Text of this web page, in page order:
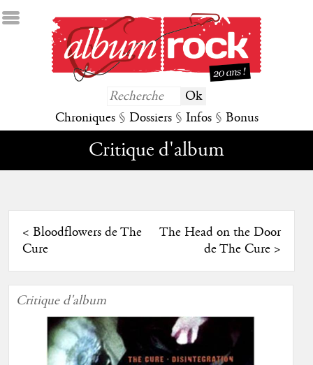
Chroniques § Dossiers § Infos § Bonus
Critique d'album
< Bloodflowers de The
Cure
The Head on the Door
de The Cure>
Critique d'album